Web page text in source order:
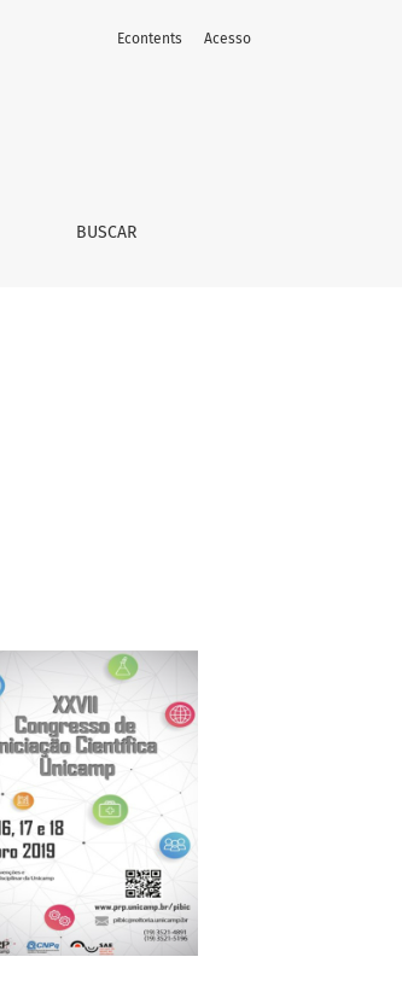
BUSCAR
Econtents Acesso